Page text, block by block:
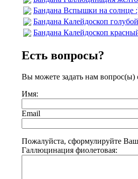
Бандана Вспышки на солнце
Бандана Калейдоскоп голубой
Бандана Калейдоскоп
Есть вопросы?
Вы можете задать нам
Имя:
Email
Пожалуйста, сформулируйте
Галлюцинация фиолетовая: